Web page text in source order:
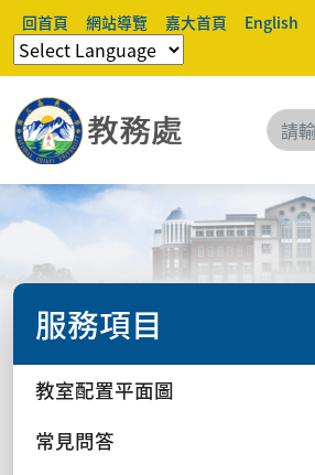
回首頁 網站導覽 嘉大首頁 English
服務項目
教室配置平面圖
常見問答